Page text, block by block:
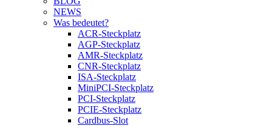
NEWS
Was bedeutet?
ACR-Steckplatz
AGP-Steckplatz
AMR-Steckplatz
CNR-Steckplatz
ISA-Steckplatz
MiniPCI-Steckplatz
PCI-Steckplatz
PCIE-Steckplatz
Cardbus-Slot